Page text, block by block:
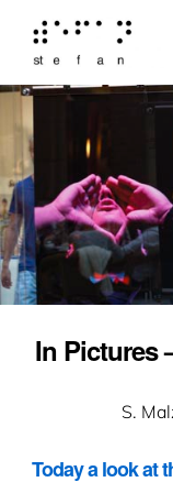
In Pictures
S.
Today a look at